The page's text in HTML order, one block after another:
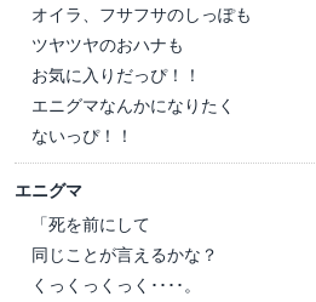
オイラ、フサフサのしっぽも
ツヤツヤのおハナも
お気に入りだっぴ！！
エニグマなんかになりたく
ないっぴ！！
エニグマ
「死を前にして
同じことが言えるかな？
くっくっくっく････。